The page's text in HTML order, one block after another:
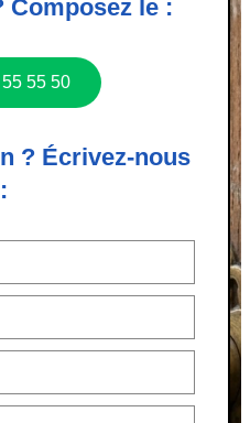
Composez le :
55 50
? Écrivez-nous
: